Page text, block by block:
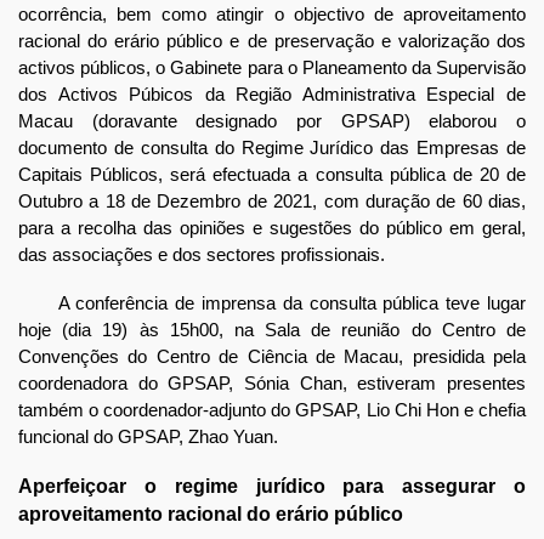
ocorrência, bem como atingir o objectivo de aproveitamento
racional do erário público e de preservação e valorização dos
activos públicos, o Gabinete para o Planeamento da Supervisão
dos Activos Púbicos da Região Administrativa Especial de
Macau (doravante designado por GPSAP) elaborou o
documento de consulta do Regime Jurídico das Empresas de
Capitais Públicos, será efectuada a consulta pública de 20 de
Outubro a 18 de Dezembro de 2021, com duração de 60 dias,
para a recolha das opiniões e sugestões do público em geral,
das associações e dos sectores profissionais.
A conferência de imprensa da consulta pública teve lugar
hoje (dia 19) às 15h00, na Sala de reunião do Centro de
Convenções do Centro de Ciência de Macau, presidida pela
coordenadora do GPSAP, Sónia Chan, estiveram presentes
também o coordenador-adjunto do GPSAP, Lio Chi Hon e chefia
funcional do GPSAP, Zhao Yuan.
Aperfeiçoar o regime jurídico para assegurar o
aproveitamento racional do erário público